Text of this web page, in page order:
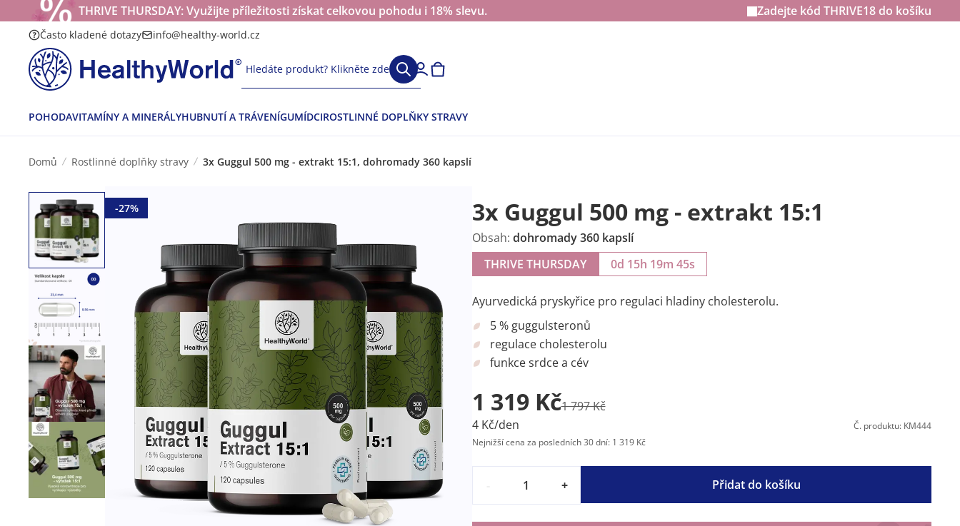
THRIVE THURSDAY: Využijte příležitosti získat celkovou pohodu i 18% slevu. Zadejte kód THRIVE18 do košíku
Často kladené dotazy info@healthy-world.cz
Hledáte produkt? Klikněte zde
POHODAVITAMÍNY A MINERÁLYHUBNUTÍ A TRÁVENÍGUMÍDCIROSTLINNÉ DOPLŇKY STRAVY
Domů Rostlinné doplňky stravy 3x Guggul 500 mg - extrakt 15:1, dohromady 360 kapslí
-27% 3x Guggul 500 mg - extrakt 15:1
Obsah: dohromady 360 kapslí
THRIVE THURSDAY
0d 15h 19m 44s
Ayurvedická pryskyřice pro regulaci hladiny cholesterolu.
5 % guggulsteronů
regulace cholesterolu
funkce srdce a cév
1 319 Kč1 797 Kč
4 Kč/den
Č. produktu: KM444
Nejnižší cena za posledních 30 dní: 1 319 Kč
+ Přidat do košíku